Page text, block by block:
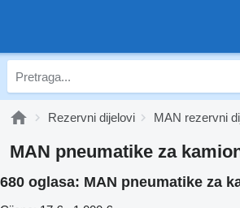
Rezervni dijelovi MAN rezervni
MAN pneumatikе za
680 oglasa: MAN pneumatikе za